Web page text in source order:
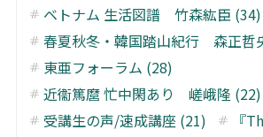
ベトナム 生活図譜 竹森紘臣 (34)
春夏秋冬・韓国踏山紀行 森正哲
東亜フォーラム (28)
近衞篤麿 忙中閑あり 嵯峨隆 (22)
受講生の声/速成講座 (21)
『